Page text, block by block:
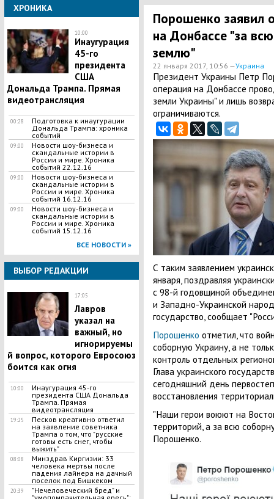
ХРОНИКА
10:00
Инаугурация
45-го
президента
США
Дональда Трампа. Прямая
видеотрансляция
00:28
Подготовка к инаугурации
Дональда Трампа: хроника
событий
09:00
Новости шоу-бизнеса и
скандальные истории в
России и мире. Хроника
событий 22.12.16
09:00
Новости шоу-бизнеса и
скандальные истории в
России и мире. Хроника
событий 16.12.16
09:00
Новости шоу-бизнеса и
скандальные истории в
России и мире. Хроника
событий 15.12.16
ВСЕ НОВОСТИ »
ВЫБОР РЕДАКЦИИ
17:05
Лавров
указал на
важный, но
игнорируемы
й вопрос, которого Евросоюз
боится как огня
10:00
Инаугурация 45-го
президента США Дональда
Трампа. Прямая
видеотрансляция
19:25
Песков креативно ответил
на заявление советника
Трампа о том, что "русские
готовы есть снег, чтобы
выжить"
08:08
Минздрав Киргизии: 33
человека мертвы после
падения лайнера на дачный
поселок под Бишкеком
20:39
"Нечеловеческий бред" и
Порошенко заявил
на Донбассе "за
землю"
22 января 2017, 10:56 —Украина
Президент Украины Петр
операция на Донбассе
земли Украины" и лишь
ограничиваются.
С таким заявлением
января, поздравляя
с 98-й годовщиной
и Западно-Украинской
государство, сообщает
Порошенко отметил, что
соборную Украину, а не
контроль отдельных
Глава украинского
сегодняшний день
восстановления
"Наши герои воюют на
территорий, а за всю
Порошенко.